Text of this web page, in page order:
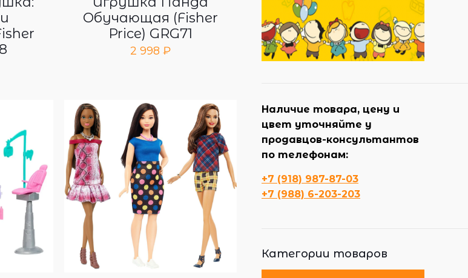
Обучающая (Fisher
Price) GRG71
2 998₽
Наличие товара, цену и
цвет уточняйте у
продавцов-консультантов
по телефонам:
+7 (918) 987-87-03
+7 (988) 6-203-203
Категории товаров